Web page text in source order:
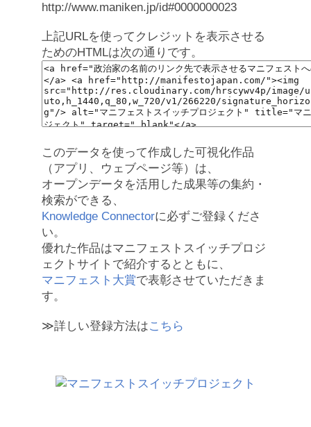
http://www.maniken.jp/id#0000000023
上記URLを使ってクレジットを表示させる
ためのHTMLは次の通りです。
このデータを使って作成した可視化作品
（アプリ、ウェブページ等）は、
オープンデータを活用した成果等の集約・
検索ができる、
Knowledge Connectorに必ずご登録くださ
い。
優れた作品はマニフェストスイッチプロジ
ェクトサイトで紹介するとともに、
マニフェスト大賞で表彰させていただきま
す。
≫詳しい登録方法はこちら